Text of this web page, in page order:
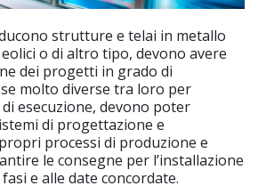
strutture e telai in metallo
o di altro tipo, devono avere
dei progetti in grado di
molto diverse tra loro per
esecuzione, devono poter
di progettazione e
processi di produzione e
le consegne per l’installazione
e alle date concordate.